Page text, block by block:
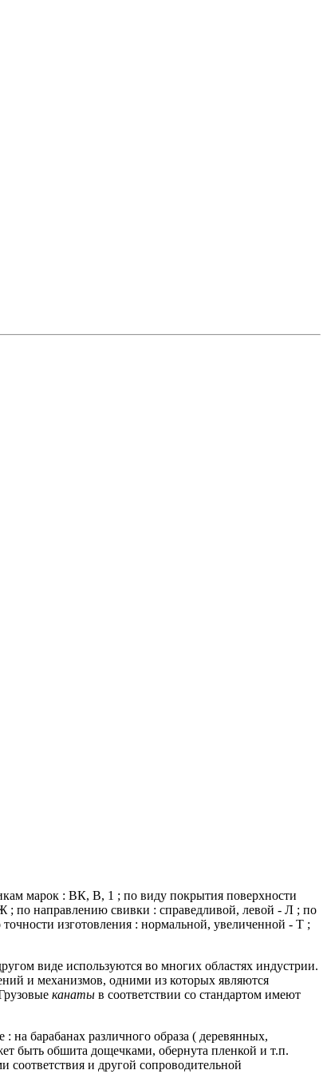
марок : ВК, В, 1 ; по виду покрытия поверхности
; по направлению свивки : справедливой, левой - Л ; по
точности изготовления : нормальной, увеличенной - Т ;
виде используются во многих областях индустрии.
и механизмов, одними из которых являются
канаты в соответствии со стандартом имеют
: на барабанах различного образа ( деревянных,
быть обшита дощечками, обернута пленкой и т.п.
и другой сопроводительной